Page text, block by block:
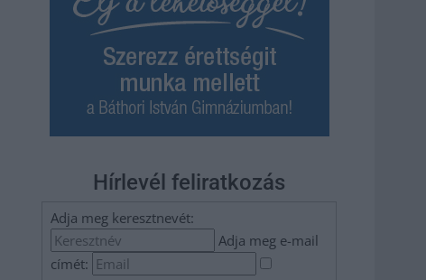
Hírlevél feliratkozás
Adja meg keresztnevét:
Adja meg e-mail
címét: